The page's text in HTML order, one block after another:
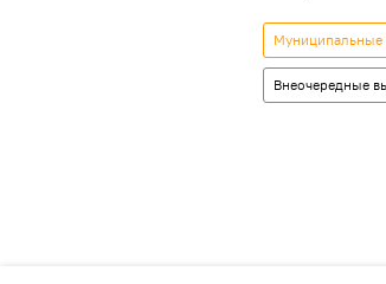
Муниципальные
Внеочередные